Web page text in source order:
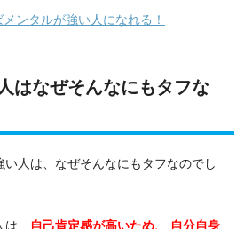
ンタルが強い人になれる！
はなぜそんなにもタフな
い人は、なぜそんなにもタフなのでし
、
自己肯定感が高いため、 自分自身